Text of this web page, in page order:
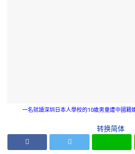
一名就讀深圳日本人學校的10歲男童遭中國籍
转换简体